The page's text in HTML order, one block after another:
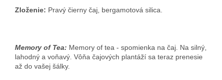
Zloženie: Pravý čierny čaj, bergamotová silica.
Memory of Tea: Memory of tea - spomienka na čaj. Na silný,
lahodný a voňavý. Vôňa čajových plantáží sa teraz prenesie
až do vašej šálky.